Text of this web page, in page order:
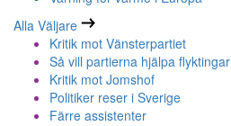
Alla Väljare
Kritik mot Vänsterpartiet
Så vill partierna hjälpa flyktingar
Kritik mot Jomshof
Politiker reser i Sverige
Färre assistenter